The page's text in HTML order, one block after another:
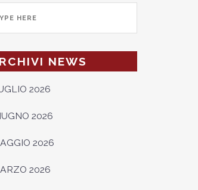
NEWS
2026
2026
2026
2026